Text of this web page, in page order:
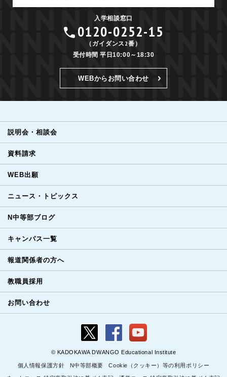
入学相談窓口
0120-0252-15
（ガイダンス2番）
受付時間 平日10:00～18:30
WEBからお問い合わせ
説明会・相談会
資料請求
WEB出願
ニュース・トピックス
N中等部ブログ
キャンパス一覧
報道関係者の方へ
教職員採用
お問い合わせ
© KADOKAWA DWANGO Educational Institute
個人情報保護方針 N中等部概要 Cookie（クッキー）等の利用ポリシー